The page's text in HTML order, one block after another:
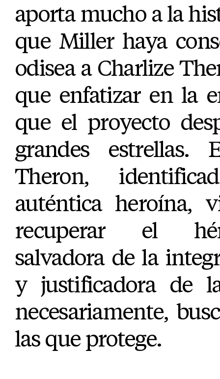
aporta mucho a la
que Miller haya
odisea a Charlize
que enfatizar en la
que el proyecto
grandes estrellas.
Theron,
auténtica heroína,
recuperar el
salvadora de la
y justificadora de
necesariamente,
las que protege.